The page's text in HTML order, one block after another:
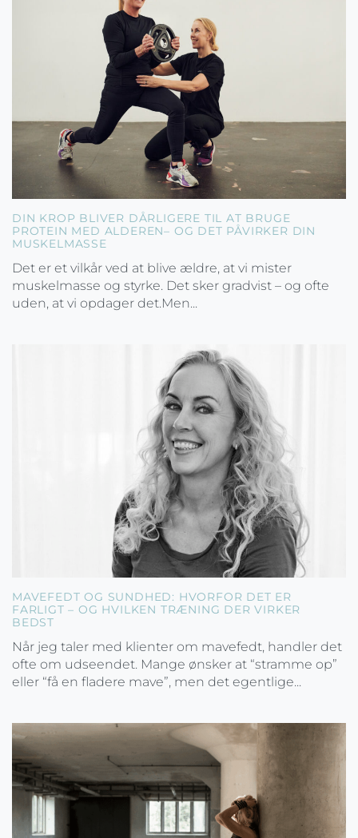
DIN KROP BLIVER DÅRLIGERE TIL AT BRUGE
PROTEIN MED ALDEREN– OG DET PÅVIRKER DIN
MUSKELMASSE
Det er et vilkår ved at blive ældre, at vi mister
muskelmasse og styrke. Det sker gradvist – og ofte
uden, at vi opdager det.Men...
MAVEFEDT OG SUNDHED: HVORFOR DET ER
FARLIGT – OG HVILKEN TRÆNING DER VIRKER
BEDST
Når jeg taler med klienter om mavefedt, handler det
ofte om udseendet. Mange ønsker at “stramme op”
eller “få en fladere mave”, men det egentlige...